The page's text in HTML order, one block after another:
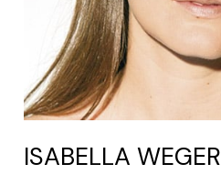
ISABELLA WEGER